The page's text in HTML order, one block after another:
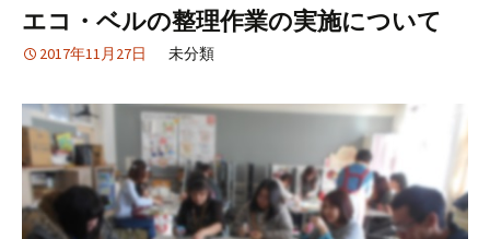
エコ・ベルの整理作業の実施について
2017年11月27日 未分類